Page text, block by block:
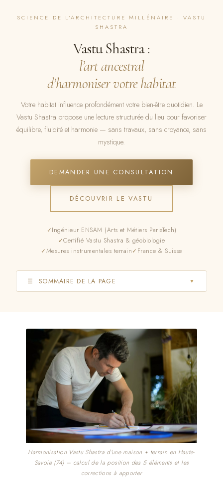
A propos
[Réserver]
SCIENCE DE L’ARCHITECTURE MILLÉNAIRE · VASTU
SHASTRA
Vastu Shastra :
l’art ancestral
d’harmoniser votre habitat
Votre habitat influence profondément votre bien-être quotidien. Le
Vastu Shastra propose une lecture structurée du lieu pour favoriser
équilibre, fluidité et harmonie — sans travaux, sans croyance, sans
mystique.
DEMANDER UNE CONSULTATION
DÉCOUVRIR LE VASTU
Ingénieur ENSAM (Arts et Métiers ParisTech)
Certifié Vastu Shastra & géobiologie
Mesures instrumentales terrain
France & Suisse
☰ SOMMAIRE DE LA PAGE ▼
Le Vastu Purusha Mandala
3 concepts fondamentaux
Applications pièce par pièce
Exemple sur un plan réel
Déroulé d’une harmonisation
Vastu & habitat moderne
Approche globale du lieu
Pourquoi Frédéric Aubourg ?
Questions fréquentes
Harmonisation Vastu Shastra d’une maison + terrain en Haute-
Savoie (74) – calcul de la position des 5 éléments et les
corrections à apporter